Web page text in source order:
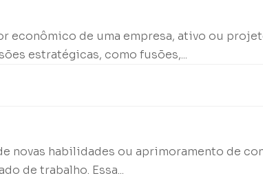
econômico de uma empresa, ativo ou
estratégicas, como fusões,...
novas habilidades ou aprimoramento de
de trabalho. Essa...